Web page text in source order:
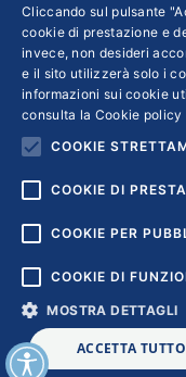
Coordinate Bancarie
Copyright © 2018 |
Cliccando sul pulsante
cookie di prestazione e
invece, non desideri
e il sito utilizzerà solo i
informazioni sui cookie
consulta la Cookie policy
COOKIE
COOKIE DI
COOKIE PER
COOKIE DI
MOSTRA DETTAGLI
ACCETTA TUTTO